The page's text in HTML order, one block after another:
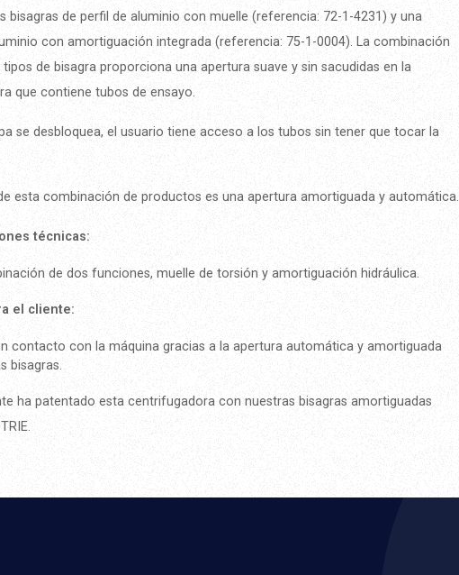
bisagras de perfil de aluminio con muelle (referencia: 72-1-4231) y una
con amortiguación integrada (referencia: 75-1-0004). La combinación
de bisagra proporciona una apertura suave y sin sacudidas en la
que contiene tubos de ensayo.
se desbloquea, el usuario tiene acceso a los tubos sin tener que tocar la
esta combinación de productos es una apertura amortiguada y automática.
técnicas:
de dos funciones, muelle de torsión y amortiguación hidráulica.
el cliente:
contacto con la máquina gracias a la apertura automática y amortiguada
bisagras.
ha patentado esta centrifugadora con nuestras bisagras amortiguadas